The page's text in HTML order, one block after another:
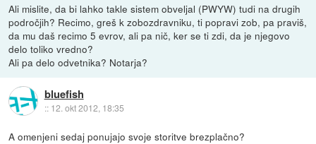
Ali mislite, da bi lahko takle sistem obveljal (PWYW) tudi na drugih
področjih? Recimo, greš k zobozdravniku, ti popravi zob, pa praviš,
da mu daš recimo 5 evrov, ali pa nič, ker se ti zdi, da je njegovo
delo toliko vredno?
Ali pa delo odvetnika? Notarja?
bluefish
:: 12. okt 2012, 18:35
A omenjeni sedaj ponujajo svoje storitve brezplačno?